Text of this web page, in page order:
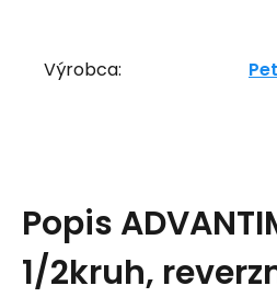
Výrobca:
Popis
1/2kruh,